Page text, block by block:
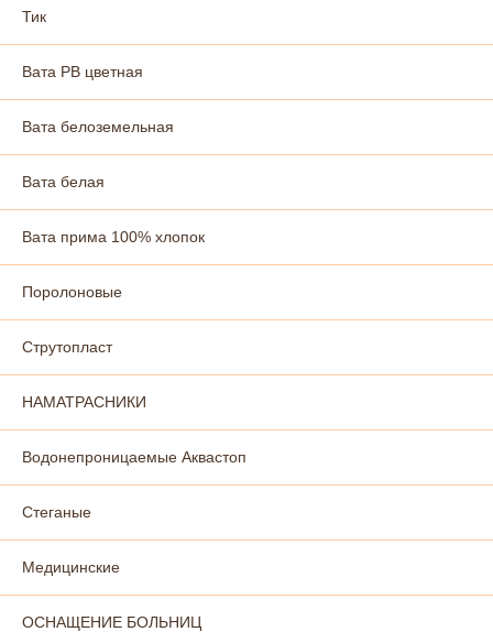
Тик
Вата РВ цветная
Вата белоземельная
Вата белая
Вата прима 100% хлопок
Поролоновые
Струтопласт
НАМАТРАСНИКИ
Водонепроницаемые Аквастоп
Стеганые
Медицинские
ОСНАЩЕНИЕ БОЛЬНИЦ